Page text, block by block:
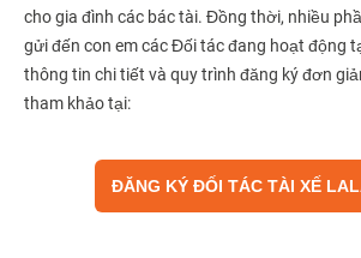
cho gia đình các bác tài. Đồng thời, nhiều
gửi đến con em các Đối tác đang hoạt động
thông tin chi tiết và quy trình đăng ký đơn
tham khảo tại:
ĐĂNG KÝ ĐỐI TÁC TÀI XẾ